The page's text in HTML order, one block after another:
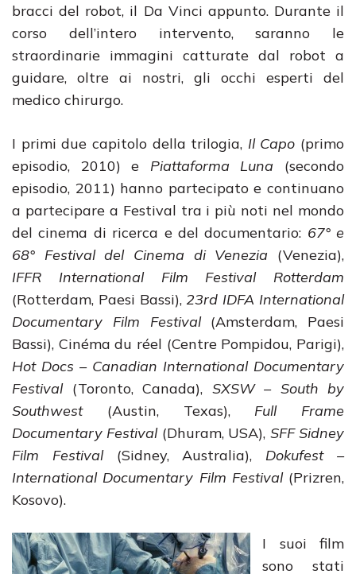
bracci del robot, il Da Vinci appunto. Durante il
corso dell’intero intervento, saranno le
straordinarie immagini catturate dal robot a
guidare, oltre ai nostri, gli occhi esperti del
medico chirurgo.
I primi due capitolo della trilogia, Il Capo (primo
episodio, 2010) e Piattaforma Luna (secondo
episodio, 2011) hanno partecipato e continuano
a partecipare a Festival tra i più noti nel mondo
del cinema di ricerca e del documentario: 67° e
68° Festival del Cinema di Venezia (Venezia),
IFFR International Film Festival Rotterdam
(Rotterdam, Paesi Bassi), 23rd IDFA International
Documentary Film Festival(Amsterdam, Paesi
Bassi), Cinéma du réel (Centre Pompidou, Parigi),
Hot Docs – Canadian International Documentary
Festival(Toronto, Canada), SXSW – South by
Southwest (Austin, Texas), Full Frame
Documentary Festival (Dhuram, USA), SFF Sidney
Film Festival(Sidney, Australia), Dokufest –
International Documentary Film Festival(Prizren,
Kosovo).
I suoi film
sono stati